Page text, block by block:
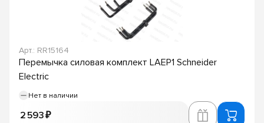
Арт.: RR15164
Перемычка силовая комплект LAEP1 Schneider
Electric
Нет в наличии
2 593 ₽